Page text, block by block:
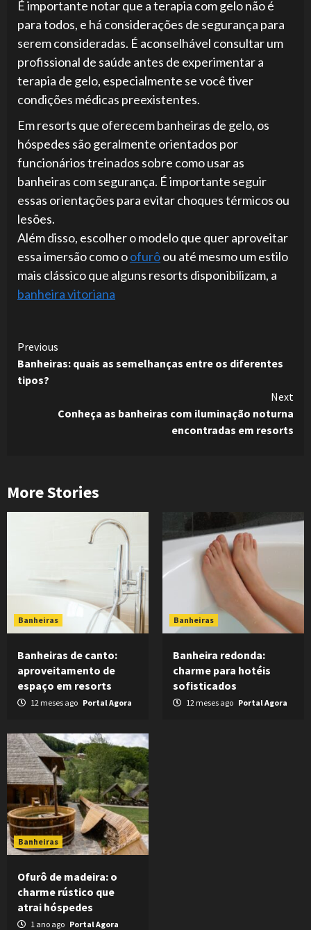
É importante notar que a terapia com gelo não é
para todos, e há considerações de segurança para
serem consideradas. É aconselhável consultar um
profissional de saúde antes de experimentar a
terapia de gelo, especialmente se você tiver
condições médicas preexistentes.
Em resorts que oferecem banheiras de gelo, os
hóspedes são geralmente orientados por
funcionários treinados sobre como usar as
banheiras com segurança. É importante seguir
essas orientações para evitar choques térmicos ou
lesões.
Além disso, escolher o modelo que quer aproveitar
essa imersão como oofurôou até mesmo um estilo
mais clássico que alguns resorts disponibilizam, a
banheira vitoriana
Continue
Reading
Previous
Banheiras: quais as semelhanças entre os diferentes
tipos?
Next
Conheça as banheiras com iluminação noturna
encontradas em resorts
More Stories
Banheiras
Banheiras de canto:
aproveitamento de
espaço em resorts
12 meses ago Portal Agora
Banheiras
Banheira redonda:
charme para hotéis
sofisticados
12 meses ago Portal Agora
Banheiras
Ofurô de madeira: o
charme rústico que
atrai hóspedes
1 ano ago Portal Agora